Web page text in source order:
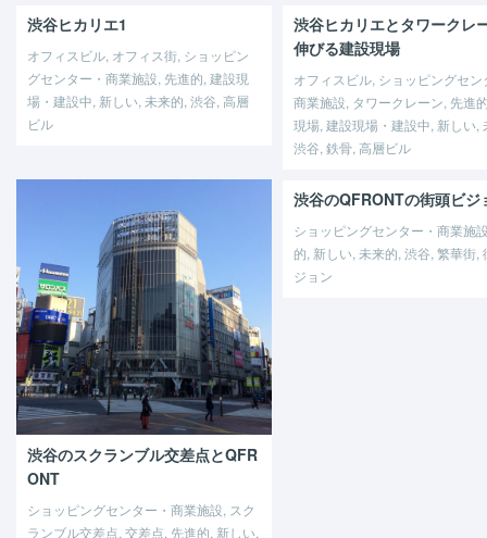
渋谷ヒカリエ1
オフィスビル, オフィス街, ショッピン
グセンター・商業施設, 先進的, 建設現
場・建設中, 新しい, 未来的, 渋谷, 高層
ビル
渋谷ヒカリエとタワークレ
伸びる建設現場
オフィスビル, ショッピングセン
商業施設, タワークレーン, 先進
現場, 建設現場・建設中, 新しい,
渋谷, 鉄骨, 高層ビル
渋谷のスクランブル交差点とQFR
ONT
ショッピングセンター・商業施設, スク
ランブル交差点, 交差点, 先進的, 新しい,
渋谷のQFRONTの街頭ビジ
ショッピングセンター・商業施
的, 新しい, 未来的, 渋谷, 繁華街,
ジョン